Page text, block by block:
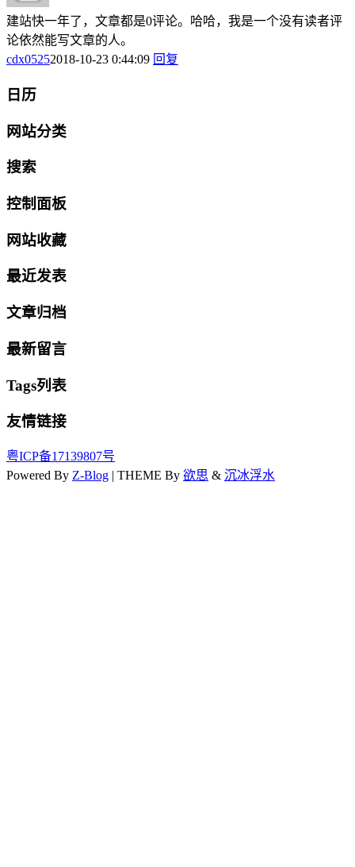
建站快一年了，文章都是0评论。哈哈，我是一个没有读者评
论依然能写文章的人。
cdx05252018-10-23 0:44:09 回复
日历
网站分类
搜索
控制面板
网站收藏
最近发表
文章归档
最新留言
Tags列表
友情链接
粤ICP备17139807号
Powered By Z-Blog | THEME By 欲思 & 沉冰浮水